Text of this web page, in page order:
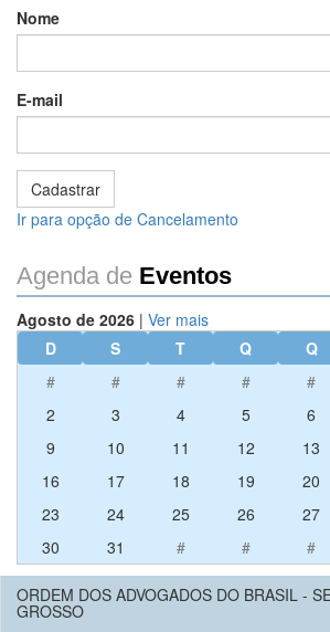
Nome
E-mail
Ir para opção de Cancelamento
Agenda de Eventos
Agosto de 2026 | Ver mais
D
S T Q Q
#
# # # #
2
3 4 5 6
9
10 11 12 13
16
17 18 19 20
23
24 25 26 27
30
31 # # #
ORDEM DOS ADVOGADOS DO BRASIL -
GROSSO